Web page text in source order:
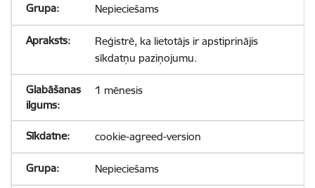
Nepieciešams
Reģistrē, ka lietotājs ir apstiprinājis
sīkdatņu paziņojumu.
1 mēnesis
cookie-agreed-version
Nepieciešams